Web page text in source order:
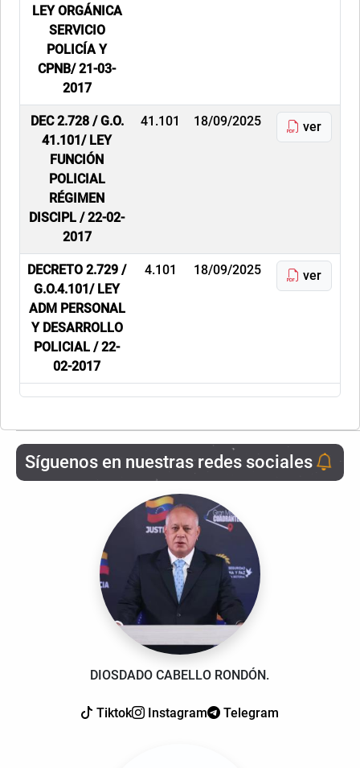
LEY ORGÁNICA
SERVICIO
POLICÍA Y
CPNB/ 21-03-
2017
DEC 2.728 / G.O.
41.101/ LEY
FUNCIÓN
POLICIAL
RÉGIMEN
DISCIPL / 22-02-
2017
41.101 18/09/2025 ver
DECRETO 2.729 /
G.O.4.101/ LEY
ADM PERSONAL
Y DESARROLLO
POLICIAL / 22-
02-2017
4.101 18/09/2025 ver
Síguenos en nuestras redes sociales
DIOSDADO CABELLO RONDÓN.
Tiktok Instagram Telegram